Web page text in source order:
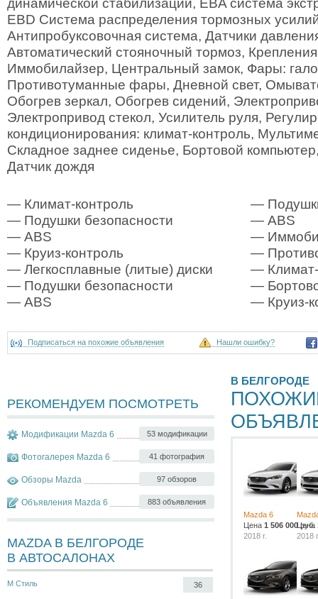
EBD Система распределения тормозных
Антипробуксовочная система, Датчики
Автоматический стояночный тормоз,
Иммобилайзер, Центральный замок, Фары:
Противотуманные фары, Дневной свет,
Обогрев зеркал, Обогрев сидений,
Электропривод стекол, Усилитель руля,
кондиционирования: климат-контроль,
Складное заднее сиденье, Бортовой
Датчик дождя
— Климат-контроль
— Подушки безопасности
— ABS
— Круиз-контроль
— Легкосплавные (литые) диски
— Подушки безопасности
— ABS
—
— ABS
—
—
— Климат-
—
— Круиз-
Подписаться на похожие объявления Нашли ошибку?
РЕКОМЕНДУЕМ ПОСМОТРЕТЬ
53 модификации
Модификации Mazda 6
41 фотография
Фотогалерея Mazda 6
97 обзоров
Обзоры Mazda
883 объявления
Объявления Mazda 6
MAZDA В БЕЛГОРОДЕ
В АВТОСАЛОНАХ
М Стиль 36
В БЕЛГОРОДЕ
Mazda 6
Цена 1 506 000 руб.
2018 г.
Цена
2018